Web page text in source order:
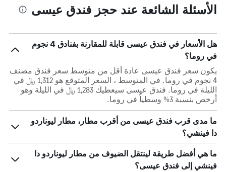
الأسئلة الشائعة عند حجز فندق عيسى
هل الأسعار في فندق عيسى قابلة للمقارنة بفنادق 4 نجوم
في روما؟
يكون سعر فندق عيسى عادة أقل من متوسط ​​سعر فندق مصنف
4 نجوم في روما. في المتوسط ، السعر المتوقع هو 1,312 ﷼ في
الليلة في روما. فندق عيسى سيعطيك 1,283 ﷼ في الليلة وهو
أرخص بنسبة 3% وسطياً في روما.
ما مدى قرب فندق عيسى من أقرب مطار، مطار ليوناردو
دا فينشي؟
ما هي أفضل طريقة لينتقل الضيوف من مطار ليوناردو دا
فينشي إلى فندق عيسى؟